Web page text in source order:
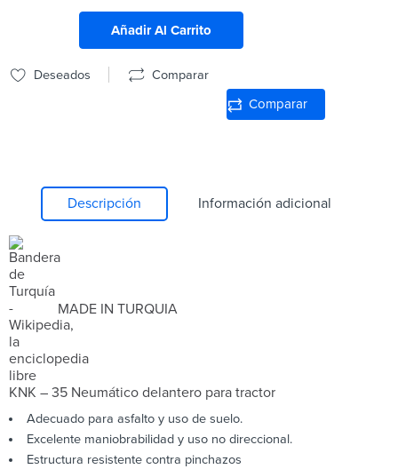
Añadir Al Carrito
Deseados Comparar
Comparar
Descripción Información adicional
MADE IN TURQUIA
KNK – 35 Neumático delantero para tractor
Adecuado para asfalto y uso de suelo.
Excelente maniobrabilidad y uso no direccional.
Estructura resistente contra pinchazos